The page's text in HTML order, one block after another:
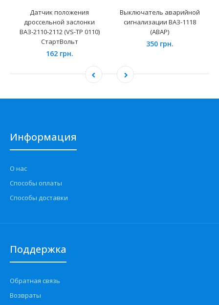
Датчик положения
дроссельной заслонки
ВАЗ-2110-2112 (VS-TP 0110)
СтартВольт
162 грн.
Выключатель аварийной
сигнализации ВАЗ-1118
(АВАР)
350 грн.
Информация
О нас
Способы оплаты
Способы доставки
Поддержка
Обратная связь
Возвраты